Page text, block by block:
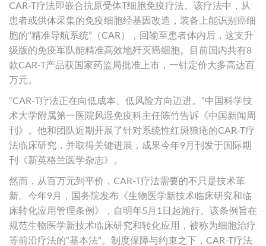
CAR-T疗法即嵌合抗原受体T细胞免疫疗法。该疗法中，从
患者或供体采集的免疫细胞经基因改造，装备上能识别癌细
胞的“精准导航系统”（CAR），回输至患者体内后，这支升
级版的免疫军队能精准高效地歼灭癌细胞。目前国内共有8
款CAR-T产品获国家药监局批准上市，一针定价大多高达百
万元。
“CAR-T疗法正在向低成本、低风险方向迈进。”中国科学技
术大学附属第一医院风湿免疫科主任陈竹告诉《中国新闻周
刊》。他和团队近期开展了针对系统性红斑狼疮的CAR-T疗
法临床研究，并取得关键进展，成果今年9月刊发于国际期
刊《新英格兰医学杂志》。
然而，从百万元到平价，CAR-T疗法需要的不只是技术革
新。今年9月，国务院发布《生物医学新技术临床研究和临
床转化应用管理条例》，自明年5月1日起施行。该条例旨在
规范生物医学新技术临床研究和转化应用，被称为细胞治疗
等前沿疗法的“基本法”。制度保障与约束之下，CAR-T疗法